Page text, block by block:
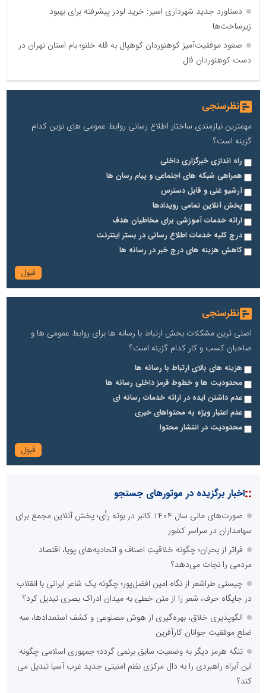
دستاورد جدید شهرداری اسیر: خرید لودر پیشرفته برای بهبود
زیرساخت‌ها
صعود موفقیت‌آمیز کوهنوردان کوهپال به قله خلنو؛ بام استان تهران در
دست کوهنوردان فال
نظرسنجی
مهمترین نیازمندی ساختار اطلاع رسانی روابط عمومی های نوین کدام
گزینه است؟
راه اندازی خبرگزاری داخلی
همراهی شبکه های اجتماعی و پیام رسان ها
آرشیو غنی و قابل دسترس
پخش آنلاین تمامی رویدادها
ارائه خدمات آموزشی برای مخاطیان هدف
درج کلیه خدمات اطلاع رسانی در بستر اینترنت
کاهش هزینه های درج خبر در رسانه ها
نظرسنجی
اصلی ترین مشکلات بخش ارتباط با رسانه ها برای روابط عمومی ها و
صاحبان کسب و کار کدام گزینه است؟
هزینه های بالای ارتباط با رسانه ها
محدودیت ها و خطوط قرمز داخلی رسانه ها
عدم داشتن ایده در ارائه خدمات رسانه ای
عدم اعتبار ویژه به محتواهای خبری
محدودیت در انتشار محتوا
::اخبار برگزیده در موتورهای جستجو
صورت‌های مالی سال ۱۴۰۴ کالبر در بوته رأی؛ پخش آنلاین مجمع برای
سهامداران در سراسر کشور
فراتر از بحران؛ چگونه خلاقیتِ اصناف و اتحادیه‌های پویا، اقتصاد
مردمی را نجات می‌دهد؟
چیستی طراشعر از نگاه امین افضل‌پور؛ چگونه یک شاعر ایرانی با انقلاب
در جایگاه حرف، شعر را از متن خطی به میدان ادراک بصری تبدیل کرد؟
الگوپذیری خلاق، بهره‌گیری از هوش مصنوعی و کشف استعدادها، سه
ضلع موفقیت جوانان کارآفرین
تنگه هرمز دیگر به وضعیت سابق برنمی گردد؛ جمهوری اسلامی چگونه
این آبراه راهبردی را به دال مرکزی نظم امنیتی جدید غرب آسیا تبدیل می
کند؟